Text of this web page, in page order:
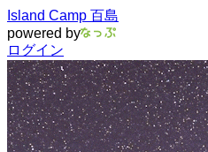
Island Camp 百島
powered by
ログイン